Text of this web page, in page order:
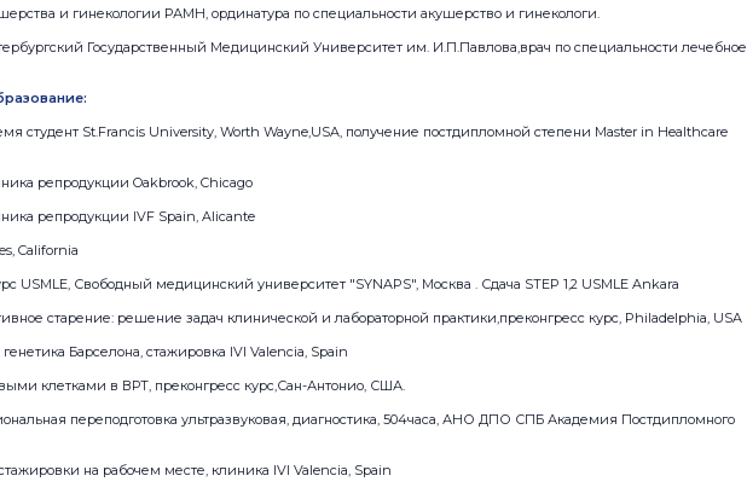
и гинекологии РАМН, ординатура по специальности акушерство и гинекологи.
Государственный Медицинский Университет им. И.П.Павлова,врач по специальности лечебное
студент St.Francis University, Worth Wayne,USA, получение постдипломной степени Master in Healthcare
репродукции Oakbrook, Chicago
репродукции IVF Spain, Alicante
California
USMLE, Свободный медицинский университет "SYNAPS", Москва . Сдача STEP 1,2 USMLE Ankara
старение: решение задач клинической и лабораторной практики,преконгресс курс, Philadelphia, USA
Барселона, стажировка IVI Valencia, Spain
клетками в ВРТ, преконгресс курс,Сан-Антонио, США.
переподготовка ультразвуковая, диагностика, 504часа, АНО ДПО СПБ Академия Постдипломного
на рабочем месте, клиника IVI Valencia, Spain